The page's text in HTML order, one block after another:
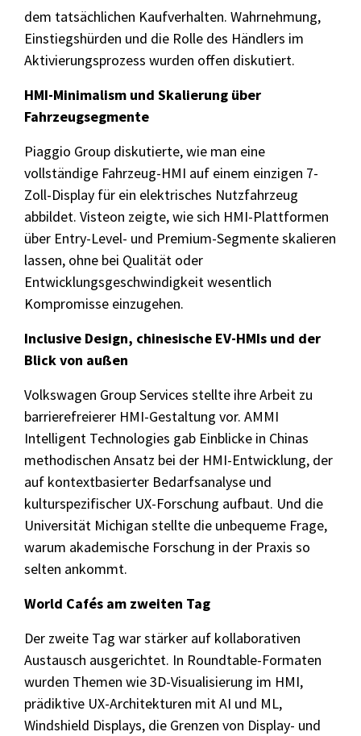
dem tatsächlichen Kaufverhalten. Wahrnehmung,
Einstiegshürden und die Rolle des Händlers im
Aktivierungsprozess wurden offen diskutiert.
HMI-Minimalism und Skalierung über
Fahrzeugsegmente
Piaggio Group diskutierte, wie man eine
vollständige Fahrzeug-HMI auf einem einzigen 7-
Zoll-Display für ein elektrisches Nutzfahrzeug
abbildet. Visteon zeigte, wie sich HMI-Plattformen
über Entry-Level- und Premium-Segmente skalieren
lassen, ohne bei Qualität oder
Entwicklungsgeschwindigkeit wesentlich
Kompromisse einzugehen.
Inclusive Design, chinesische EV-HMIs und der
Blick von außen
Volkswagen Group Services stellte ihre Arbeit zu
barrierefreierer HMI-Gestaltung vor. AMMI
Intelligent Technologies gab Einblicke in Chinas
methodischen Ansatz bei der HMI-Entwicklung, der
auf kontextbasierter Bedarfsanalyse und
kulturspezifischer UX-Forschung aufbaut. Und die
Universität Michigan stellte die unbequeme Frage,
warum akademische Forschung in der Praxis so
selten ankommt.
World Cafés am zweiten Tag
Der zweite Tag war stärker auf kollaborativen
Austausch ausgerichtet. In Roundtable-Formaten
wurden Themen wie 3D-Visualisierung im HMI,
prädiktive UX-Architekturen mit AI und ML,
Windshield Displays, die Grenzen von Display- und